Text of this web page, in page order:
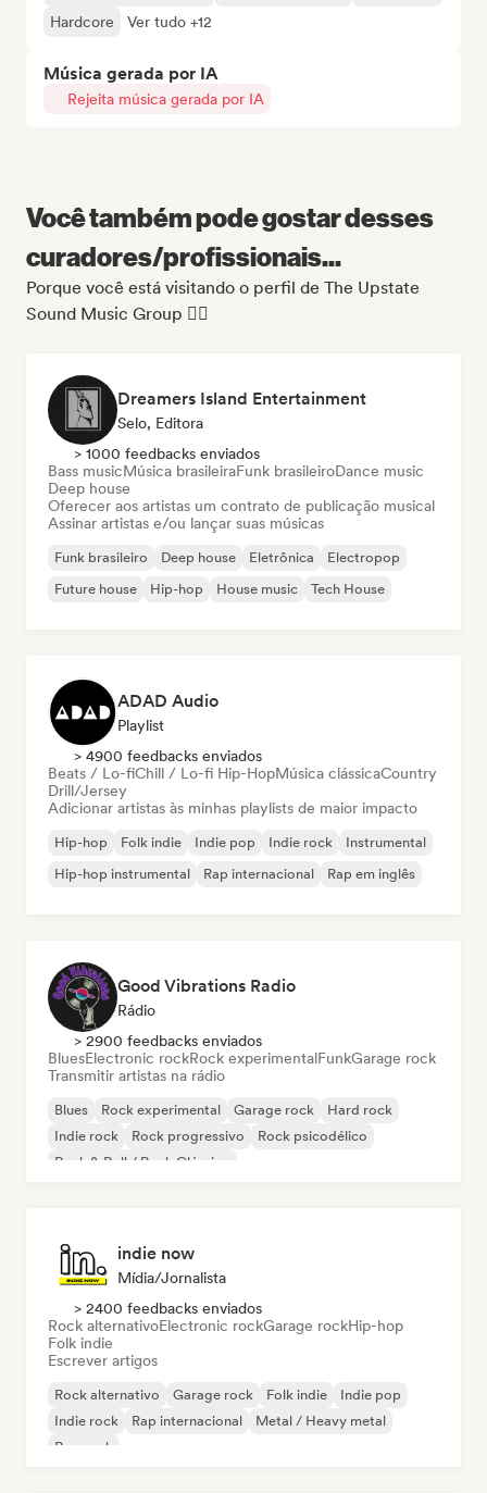
Hardcore Ver tudo +12
Música gerada por IA
Rejeita música gerada por IA
Você também pode gostar desses
curadores/profissionais...
Porque você está visitando o perfil de The Upstate
Sound Music Group 🏴‍☠️
Dreamers Island Entertainment
Selo, Editora
> 1000 feedbacks enviados
Bass musicMúsica brasileiraFunk brasileiroDance music
Deep house
Oferecer aos artistas um contrato de publicação musical
Assinar artistas e/ou lançar suas músicas
Funk brasileiro Deep house Eletrônica
Electropop
Future house
Hip-hop House music Tech House
ADAD Audio
Playlist
> 4900 feedbacks enviados
Beats / Lo-fiChill / Lo-fi Hip-HopMúsica clássicaCountry
Drill/Jersey
Adicionar artistas às minhas playlists de maior impacto
Hip-hop Folk indie Indie pop Indie rock
Instrumental
Hip-hop instrumental
Rap internacional Rap em inglês
Good Vibrations Radio
Rádio
> 2900 feedbacks enviados
BluesElectronic rockRock experimentalFunkGarage rock
Transmitir artistas na rádio
Blues Rock experimental Garage rock
Hard rock
Indie rock
Rock progressivo
Rock psicodélico
Rock & Roll / Rock Clássico
indie now
Mídia/Jornalista
> 2400 feedbacks enviados
Rock alternativoElectronic rockGarage rockHip-hop
Folk indie
Escrever artigos
Rock alternativo Garage rock Folk indie
Indie pop
Indie rock
Rap internacional
Metal / Heavy metal
Pop rock